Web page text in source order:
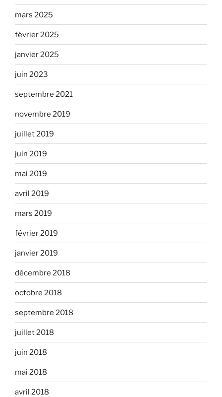
mars 2025
février 2025
janvier 2025
juin 2023
septembre 2021
novembre 2019
juillet 2019
juin 2019
mai 2019
avril 2019
mars 2019
février 2019
janvier 2019
décembre 2018
octobre 2018
septembre 2018
juillet 2018
juin 2018
mai 2018
avril 2018